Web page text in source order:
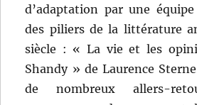
d’adaptation par une
des piliers de la littérature
siècle : « La vie et les
Shandy » de Laurence
de nombreux allers-